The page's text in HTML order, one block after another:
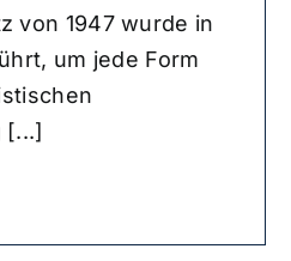
von 1947 wurde in
um jede Form
[...]